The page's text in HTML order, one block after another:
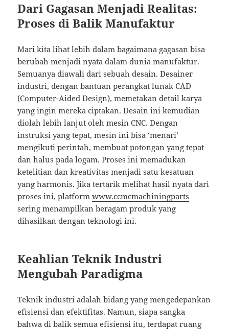
Dari Gagasan Menjadi Realitas:
Proses di Balik Manufaktur
Mari kita lihat lebih dalam bagaimana gagasan bisa
berubah menjadi nyata dalam dunia manufaktur.
Semuanya diawali dari sebuah desain. Desainer
industri, dengan bantuan perangkat lunak CAD
(Computer-Aided Design), memetakan detail karya
yang ingin mereka ciptakan. Desain ini kemudian
diolah lebih lanjut oleh mesin CNC. Dengan
instruksi yang tepat, mesin ini bisa ‘menari’
mengikuti perintah, membuat potongan yang tepat
dan halus pada logam. Proses ini memadukan
ketelitian dan kreativitas menjadi satu kesatuan
yang harmonis. Jika tertarik melihat hasil nyata dari
proses ini, platformwww.ccmcmachiningparts
sering menampilkan beragam produk yang
dihasilkan dengan teknologi ini.
Keahlian Teknik Industri
Mengubah Paradigma
Teknik industri adalah bidang yang mengedepankan
efisiensi dan efektifitas. Namun, siapa sangka
bahwa di balik semua efisiensi itu, terdapat ruang